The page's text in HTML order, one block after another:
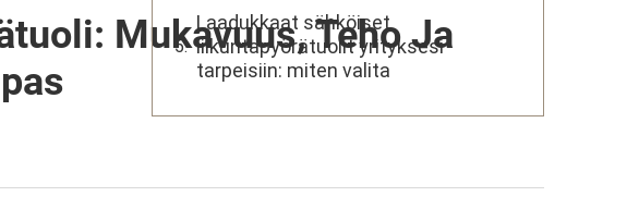
Mukavuus, Teho Ja
Laadukkaat sähköiset
liikuntapyörätuolit yrityksesi
tarpeisiin: miten valita